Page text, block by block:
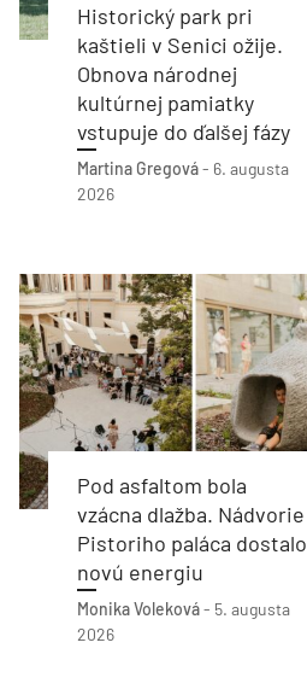
Historický park pri
kaštieli v Senici ožije.
Obnova národnej
kultúrnej pamiatky
vstupuje do ďalšej fázy
Martina Gregová- 6. augusta
2026
Pod asfaltom bola
vzácna dlažba. Nádvorie
Pistoriho paláca dostalo
novú energiu
Monika Voleková- 5. augusta
2026